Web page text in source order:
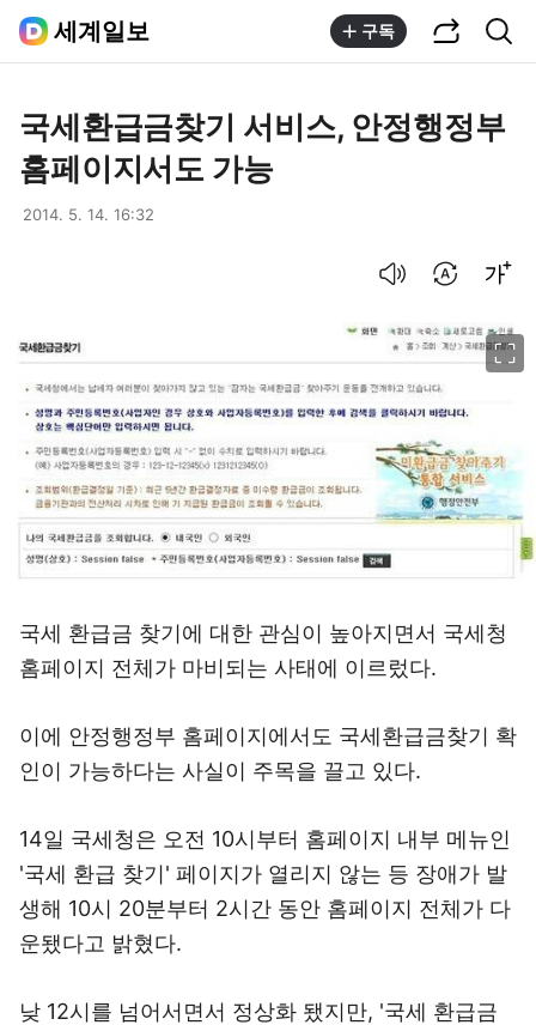
세계일보 구독
국세환급금찾기 서비스, 안정행정부
홈페이지서도 가능
2014. 5. 14. 16:32
국세 환급금 찾기에 대한 관심이 높아지면서 국세청
홈페이지 전체가 마비되는 사태에 이르렀다.
이에 안정행정부 홈페이지에서도 국세환급금찾기 확
인이 가능하다는 사실이 주목을 끌고 있다.
14일 국세청은 오전 10시부터 홈페이지 내부 메뉴인
'국세 환급 찾기' 페이지가 열리지 않는 등 장애가 발
생해 10시 20분부터 2시간 동안 홈페이지 전체가 다
운됐다고 밝혔다.
낮 12시를 넘어서면서 정상화 됐지만, '국세 환급금